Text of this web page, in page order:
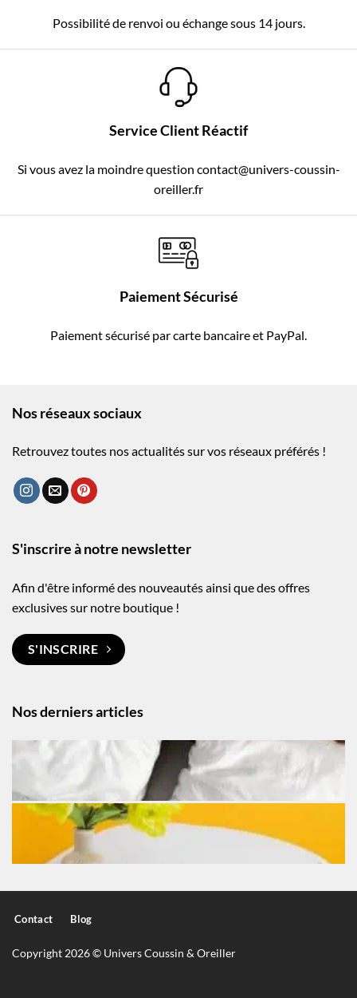
Possibilité de renvoi ou échange sous 14 jours.
Service Client Réactif
Si vous avez la moindre question contact@univers-coussin-
oreiller.fr
Paiement Sécurisé
Paiement sécurisé par carte bancaire et PayPal.
Nos réseaux sociaux
Retrouvez toutes nos actualités sur vos réseaux préférés !
Nos derniers articles
S'inscrire à notre newsletter
Afin d'être informé des nouveautés ainsi que des offres
exclusives sur notre boutique !
S'INSCRIRE
Contact Blog
Copyright 2026 © Univers Coussin & Oreiller